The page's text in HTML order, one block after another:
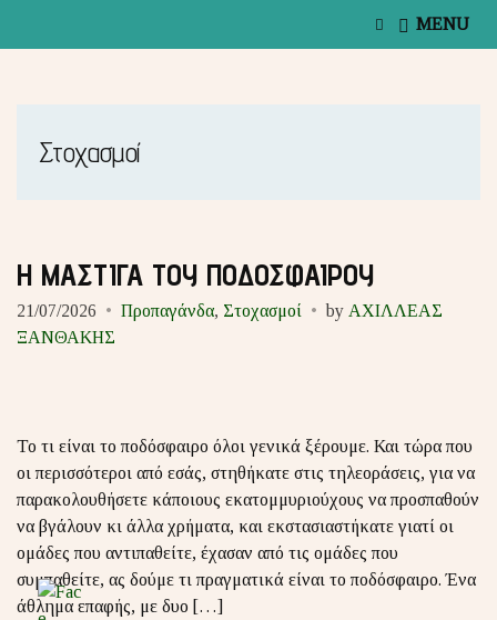
r
m
MENU
Στοχασμοί
Η ΜΑΣΤΙΓΑ ΤΟΥ ΠΟΔΟΣΦΑΙΡΟΥ
21/07/2026 Προπαγάνδα, Στοχασμοί by ΑΧΙΛΛΕΑΣ
ΞΑΝΘΑΚΗΣ
Το τι είναι το ποδόσφαιρο όλοι γενικά ξέρουμε. Και τώρα που
οι περισσότεροι από εσάς, στηθήκατε στις τηλεοράσεις, για να
παρακολουθήσετε κάποιους εκατομμυριούχους να προσπαθούν
να βγάλουν κι άλλα χρήματα, και εκστασιαστήκατε γιατί οι
ομάδες που αντιπαθείτε, έχασαν από τις ομάδες που
συμπαθείτε, ας δούμε τι πραγματικά είναι το ποδόσφαιρο. Ένα
άθλημα επαφής, με δυο […]